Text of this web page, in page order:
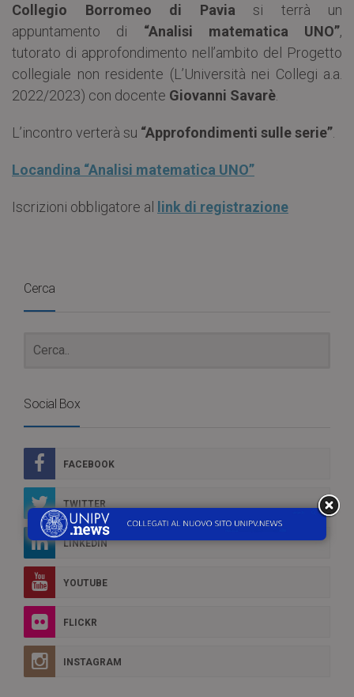
Collegio Borromeo di Pavia si terrà un
appuntamento di “Analisi matematica UNO”,
tutorato di approfondimento nell’ambito del Progetto
collegiale non residente (L’Università nei Collegi a.a.
2022/2023) con docente Giovanni Savarè
L’incontro verterà su “Approfondimenti sulle serie”
Locandina “Analisi matematica UNO”
Iscrizioni obbligatore al link di registrazione
Cerca
Social Box
FACEBOOK
TWITTER
LINKEDIN
YOUTUBE
FLICKR
INSTAGRAM